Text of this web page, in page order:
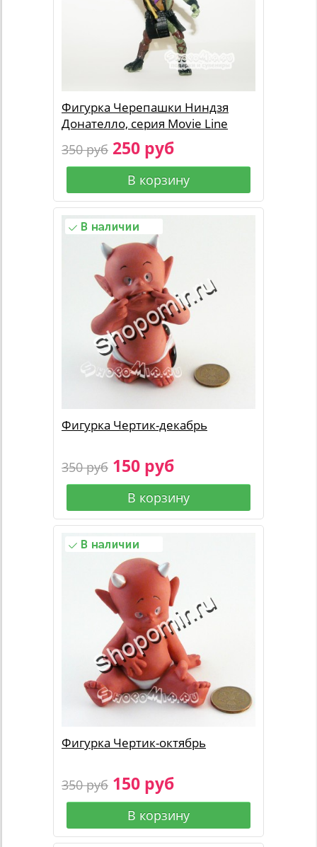
Фигурка Черепашки Ниндзя
Донателло, серия Movie Line
350 руб 250 руб
В корзину
Фигурка Чертик-декабрь
350 руб 150 руб
В корзину
Фигурка Чертик-октябрь
350 руб 150 руб
В корзину